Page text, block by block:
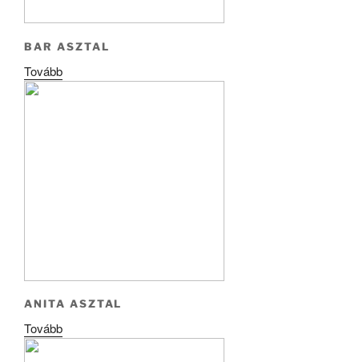
BAR ASZTAL
Tovább
ANITA ASZTAL
Tovább